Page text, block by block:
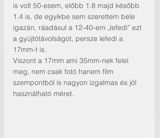
is volt 50-esem, előbb 1.8 majd később
1.4 is, de egyikbe sem szerettem bele
igazán, ráadásul a 12-40-em „lefedi” ezt
a gyújtótávolságot, persze lefedi a
17mm-t is.
Viszont a 17mm ami 35mm-nek felel
meg, nem csak fotó hanem film
szempontból is nagyon izgalmas és jól
használható méret.